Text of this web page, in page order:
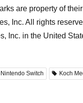
are property of
Inc. All rights
Inc. in the United
Nintendo Switch Koch